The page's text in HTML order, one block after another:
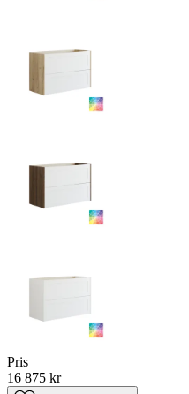
Pris
16 875 kr